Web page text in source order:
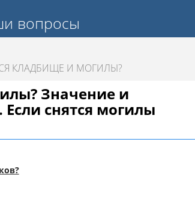
вопросы
КЛАДБИЩЕ И МОГИЛЫ?
Значение и
снятся могилы